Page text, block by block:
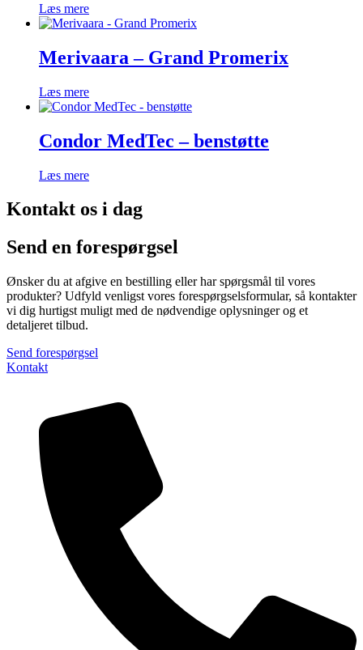
Læs mere
Merivaara – Grand Promerix
Læs mere
Condor MedTec – benstøtte
Læs mere
Kontakt os i dag
Send en forespørgsel
Ønsker du at afgive en bestilling eller har spørgsmål til vores
produkter? Udfyld venligst vores forespørgselsformular, så kontakter
vi dig hurtigst muligt med de nødvendige oplysninger og et
detaljeret tilbud.
Send forespørgsel
Kontakt